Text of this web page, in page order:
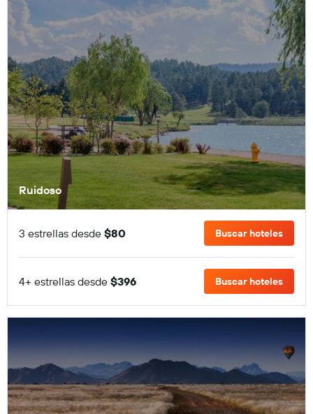
Ruidoso
3 estrellas desde $80 Buscar hoteles
4+ estrellas desde $396 Buscar hoteles